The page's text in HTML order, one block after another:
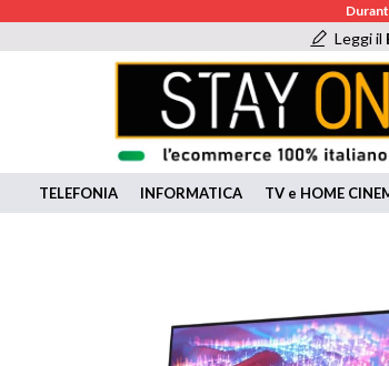
Leggi il
TELEFONIA INFORMATICA TV e HOME